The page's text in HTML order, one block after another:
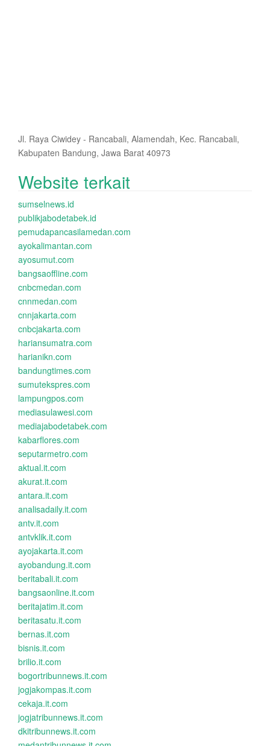
Jl. Raya Ciwidey - Rancabali, Alamendah, Kec. Rancabali,
Kabupaten Bandung, Jawa Barat 40973
Website terkait
sumselnews.id
publikjabodetabek.id
pemudapancasilamedan.com
ayokalimantan.com
ayosumut.com
bangsaoffline.com
cnbcmedan.com
cnnmedan.com
cnnjakarta.com
cnbcjakarta.com
hariansumatra.com
harianikn.com
bandungtimes.com
sumutekspres.com
lampungpos.com
mediasulawesi.com
mediajabodetabek.com
kabarflores.com
seputarmetro.com
aktual.it.com
akurat.it.com
antara.it.com
analisadaily.it.com
antv.it.com
antvklik.it.com
ayojakarta.it.com
ayobandung.it.com
beritabali.it.com
bangsaonline.it.com
beritajatim.it.com
beritasatu.it.com
bernas.it.com
bisnis.it.com
brilio.it.com
bogortribunnews.it.com
jogjakompas.it.com
cekaja.it.com
jogjatribunnews.it.com
dkitribunnews.it.com